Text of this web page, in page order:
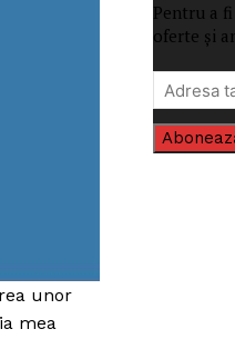
unor
mea
Pentru a
oferte și